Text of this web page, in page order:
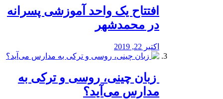
افتتاح یک واحد آموزشی پسرانه
در محمدشهر
اکتبر 22, 2019
️ زبان چینی، روسی و ترکی به
مدارس می‌آید؟